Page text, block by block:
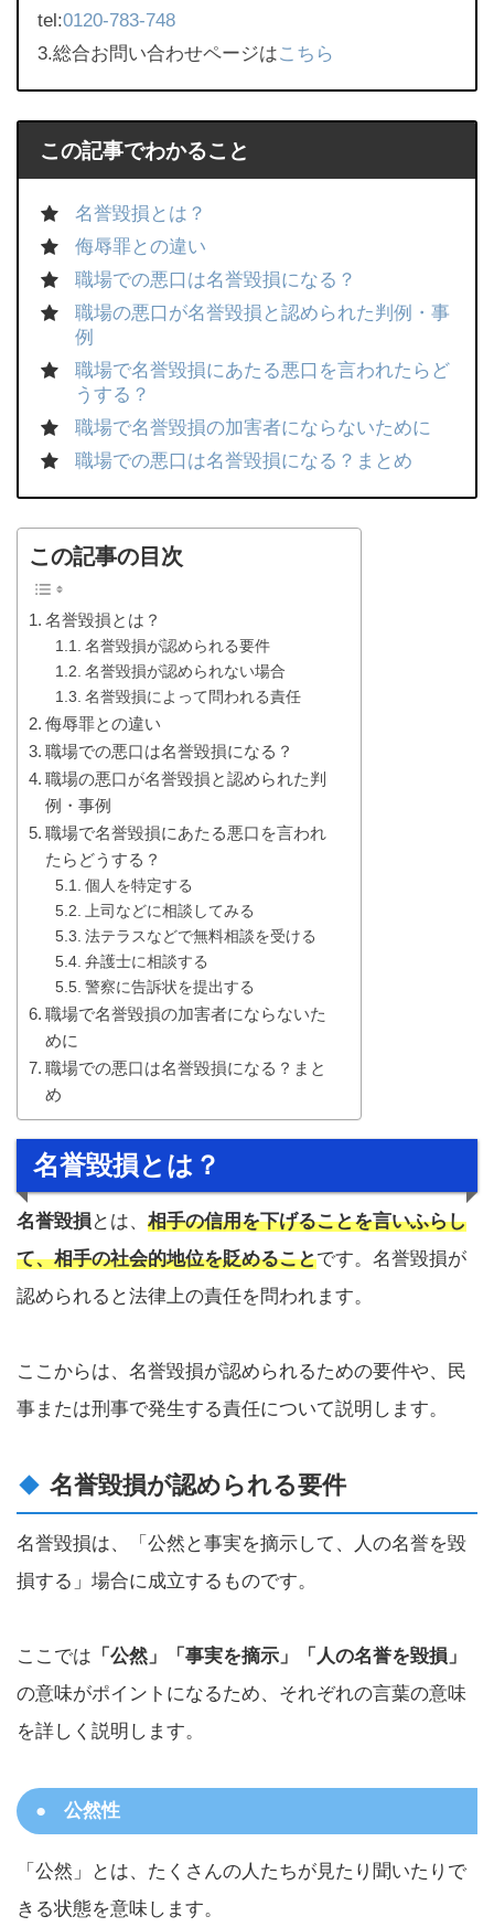
tel:0120-783-748
3.総合お問い合わせページはこちら
この記事でわかること
名誉毀損とは？
侮辱罪との違い
職場での悪口は名誉毀損になる？
職場の悪口が名誉毀損と認められた判例・事
例
職場で名誉毀損にあたる悪口を言われたらど
うする？
職場で名誉毀損の加害者にならないために
職場での悪口は名誉毀損になる？まとめ
この記事の目次
名誉毀損とは？
名誉毀損が認められる要件
名誉毀損が認められない場合
名誉毀損によって問われる責任
侮辱罪との違い
職場での悪口は名誉毀損になる？
職場の悪口が名誉毀損と認められた判
例・事例
職場で名誉毀損にあたる悪口を言われ
たらどうする？
個人を特定する
上司などに相談してみる
法テラスなどで無料相談を受ける
弁護士に相談する
警察に告訴状を提出する
職場で名誉毀損の加害者にならないた
めに
職場での悪口は名誉毀損になる？まと
め
名誉毀損とは？
名誉毀損 とは、 相手の信用を下げることを言いふらし
て、相手の社会的地位を貶めることです。名誉毀損が
認められると法律上の責任を問われます。
ここからは、名誉毀損が認められるための要件や、民
事または刑事で発生する責任について説明します。
名誉毀損が認められる要件
名誉毀損は、「公然と事実を摘示して、人の名誉を毀
損する」場合に成立するものです。
ここでは 「公然」「事実を摘示」「人の名誉を毀損」
の意味がポイントになるため、それぞれの言葉の意味
を詳しく説明します。
公然性
「公然」とは、たくさんの人たちが見たり聞いたりで
きる状態を意味します。